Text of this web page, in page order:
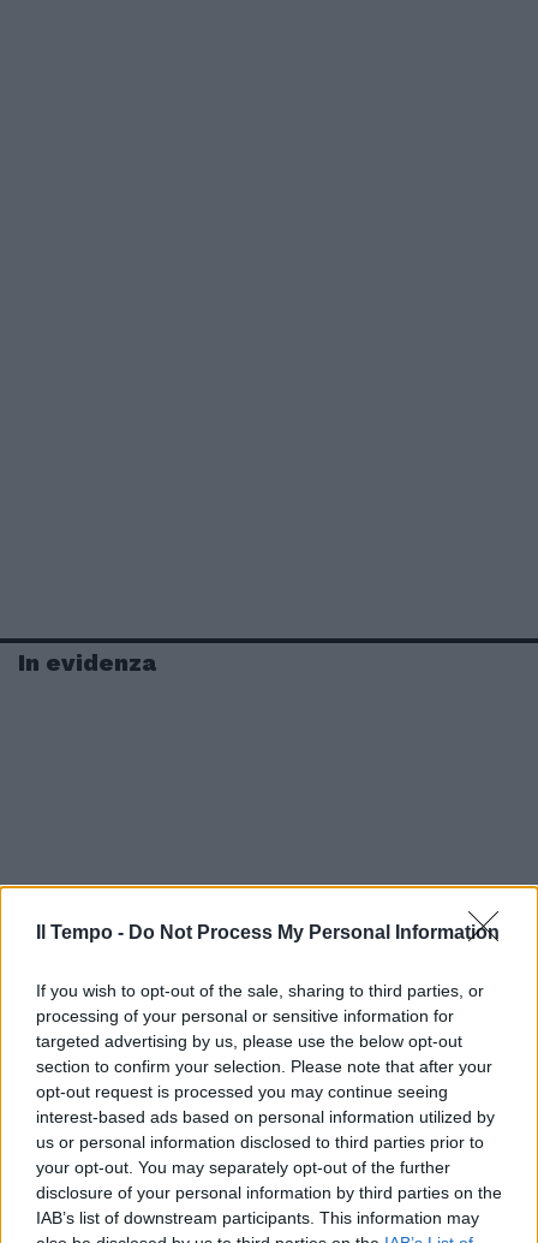
Il Tempo - Do Not Process My Personal Information
If you wish to opt-out of the sale, sharing to third parties, or
processing of your personal or sensitive information for
targeted advertising by us, please use the below opt-out
section to confirm your selection. Please note that after your
opt-out request is processed you may continue seeing
interest-based ads based on personal information utilized by
us or personal information disclosed to third parties prior to
your opt-out. You may separately opt-out of the further
disclosure of your personal information by third parties on the
IAB’s list of downstream participants. This information may
In evidenza